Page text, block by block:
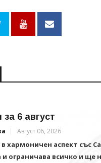
за 6 август
Август 06, 2026
хармоничен аспект със
и ограничава всичко и щe